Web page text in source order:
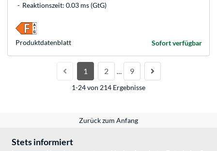
Reaktionszeit: 0.03 ms (GtG)
Sofort verfügbar
Produkt­datenblatt
1 2 … 9
1-24 von 214 Ergebnisse
Zurück zum Anfang
Stets informiert